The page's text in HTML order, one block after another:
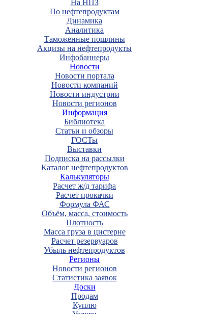
На НПЗ
По нефтепродуктам
Динамика
Аналитика
Таможенные пошлины
Акцизы на нефтепродукты
Инфобаннеры
Новости
Новости портала
Новости компаний
Новости индустрии
Новости регионов
Информация
Библиотека
Статьи и обзоры
ГОСТы
Выставки
Подписка на рассылки
Каталог нефтепродуктов
Калькуляторы
Расчет ж/д тарифа
Расчет прокачки
Формула ФАС
Объём, масса, стоимость
Плотность
Масса груза в цистерне
Расчет резервуаров
Убыль нефтепродуктов
Регионы
Новости регионов
Статистика заявок
Доски
Продам
Куплю